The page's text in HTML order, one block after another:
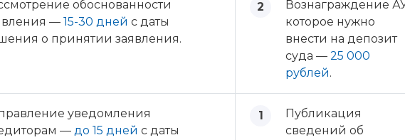
обоснованности
— 15-30 дней с даты
о принятии заявления.
Вознаграждение
которое нужно
внести на депозит
суда — 25 000
рублей.
уведомления
— до 15 дней с даты
Публикация
сведений об